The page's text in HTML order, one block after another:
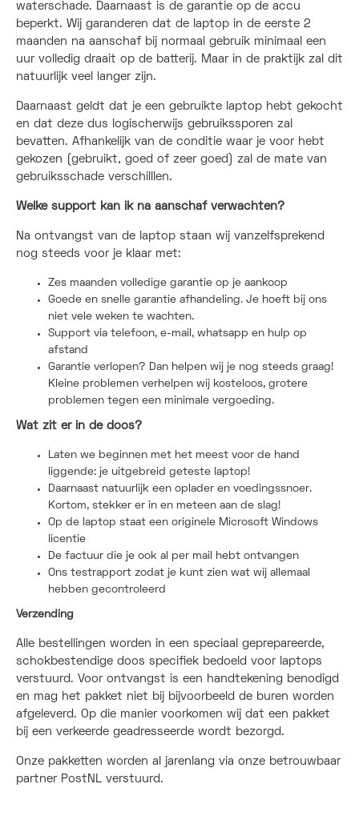
waterschade. Daarnaast is de garantie op de accu
beperkt. Wij garanderen dat de laptop in de eerste 2
maanden na aanschaf bij normaal gebruik minimaal een
uur volledig draait op de batterij. Maar in de praktijk zal dit
natuurlijk veel langer zijn.
Daarnaast geldt dat je een gebruikte laptop hebt gekocht
en dat deze dus logischerwijs gebruikssporen zal
bevatten. Afhankelijk van de conditie waar je voor hebt
gekozen (gebruikt, goed of zeer goed) zal de mate van
gebruiksschade verschilllen.
Welke support kan ik na aanschaf verwachten?
Na ontvangst van de laptop staan wij vanzelfsprekend
nog steeds voor je klaar met:
Zes maanden volledige garantie op je aankoop
Goede en snelle garantie afhandeling. Je hoeft bij ons
niet vele weken te wachten.
Support via telefoon, e-mail, whatsapp en hulp op
afstand
Garantie verlopen? Dan helpen wij je nog steeds graag!
Kleine problemen verhelpen wij kosteloos, grotere
problemen tegen een minimale vergoeding.
Wat zit er in de doos?
Laten we beginnen met het meest voor de hand
liggende: je uitgebreid geteste laptop!
Daarnaast natuurlijk een oplader en voedingssnoer.
Kortom, stekker er in en meteen aan de slag!
Op de laptop staat een originele Microsoft Windows
licentie
De factuur die je ook al per mail hebt ontvangen
Ons testrapport zodat je kunt zien wat wij allemaal
hebben gecontroleerd
Verzending
Alle bestellingen worden in een speciaal geprepareerde,
schokbestendige doos specifiek bedoeld voor laptops
verstuurd. Voor ontvangst is een handtekening benodigd
en mag het pakket niet bij bijvoorbeeld de buren worden
afgeleverd. Op die manier voorkomen wij dat een pakket
bij een verkeerde geadresseerde wordt bezorgd.
Onze pakketten worden al jarenlang via onze betrouwbaar
partner PostNL verstuurd.